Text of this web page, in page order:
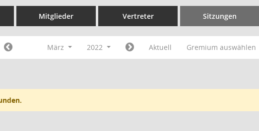
Mitglieder Vertreter Sitzungen
März 2022 Aktuell Gremium auswählen